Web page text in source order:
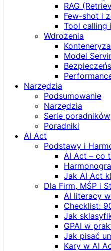
RAG
Few-shot i
Tool calling
Wdrożenia
Model
Narzędzia
Podsumowanie
Narzędzia
Serie poradników
Poradniki
AI Act
Podstawy i
AI Act – co
Jak AI Act
Dla Firm, MŚP i
AI literacy
Checklist:
Jak
GPAI w
Jak pisać
Kary w AI